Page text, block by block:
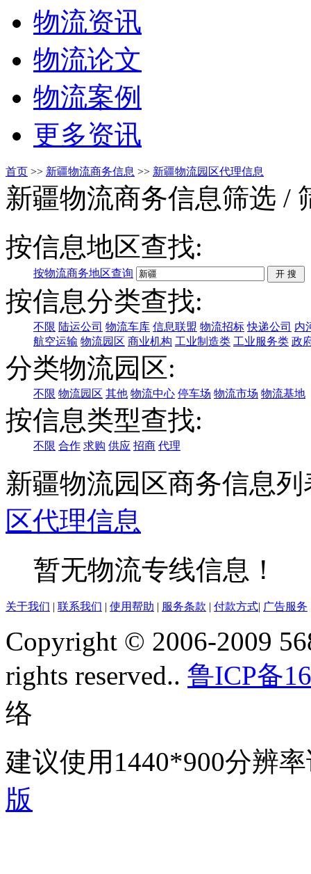
物流资讯
物流论文
物流案例
更多资讯
首页 >> 新疆物流商务信息 >> 新疆物流园区代理信息
新疆物流商务信息筛选 /
按信息地区查找:
按物流商务地区查询
按信息分类查找:
不限 陆运公司 物流车库 信息联盟 物流招标 快递公司 内
航空运输 物流园区 商业机构 工业制造类 工业服务类 政
分类物流园区:
不限 物流园区 其他 物流中心 停车场 物流市场 物流基地
按信息类型查找:
不限 合作 求购 供应 招商 代理
新疆物流园区商务信息列
区代理信息
暂无物流专线信息！
关于我们 | 联系我们 | 使用帮助 | 服务条款 | 付款方式| 广告服务
Copyright © 2006-2009
rights reserved.. 鲁ICP备
络
建议使用1440*900分辨
版